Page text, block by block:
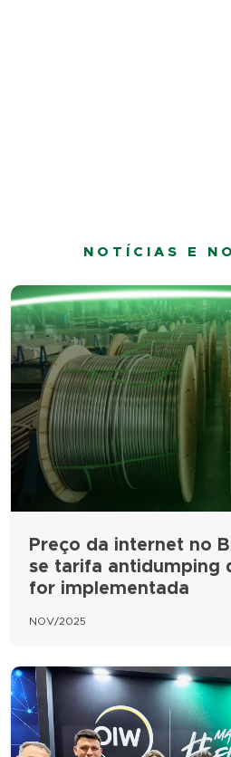
NOTÍCIAS E
Preço da internet no
se tarifa antidumping
for implementada
NOV/2025